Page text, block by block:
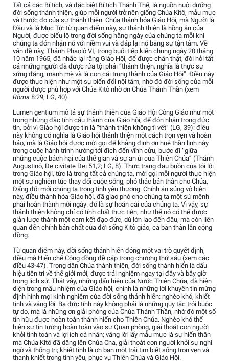
Tất cả các Bí tích, và đặc biệt Bí tích Thánh Thể, là nguồn nuôi dưỡng
đời sống thánh thiện, giúp mỗi người trở nên giống Chúa Kitô, mẫu mực
và thước đo của sự thánh thiện. Chúa thánh hóa Giáo Hội, mà Người là
Đầu và là Mục Tử: từ quan điểm này, sự thánh thiện là hồng ân của
Người, được biểu lộ trong đời sống hằng ngày của chúng ta mỗi khi
chúng ta đón nhận nó với niềm vui và đáp lại nó bằng sự tận tâm. Về
vấn đề này, Thánh Phaolô VI, trong buổi tiếp kiến chung ngày 20 tháng
10 năm 1965, đã nhắc lại rằng Giáo Hội, để được chân thật, đòi hỏi tất
cả những người đã được rửa tội phải “thánh thiện, nghĩa là thực sự
xứng đáng, mạnh mẽ và là con cái trung thành của Giáo Hội”. Điều này
được thực hiện như một sự biến đổi nội tâm, nhờ đó đời sống của mỗi
người được phù hợp với Chúa Kitô nhờ ơn Chúa Thánh Thần (xem
Rôma 8:29; LG, 40).
Lumen gentium mô tả sự thánh thiện của Giáo Hội Công Giáo như một
trong những đặc tính cấu thành của Giáo hội, để đón nhận trong đức
tin, bởi vì Giáo hội được tin là “thánh thiện không tì vết” (LG, 39): điều
này không có nghĩa là Giáo hội thánh thiện một cách trọn vẹn và hoàn
hảo, mà là Giáo hội được mời gọi để khẳng định ơn huệ thần linh này
trong cuộc hành trình hướng tới đích đến vĩnh cửu, bước đi “giữa
những cuộc bách hại của thế gian và sự an ủi của Thiên Chúa” (Thánh
Augustinô, De civitate Dei 51,2; LG, 8). Thực trạng đau buồn của tội lỗi
trong Giáo hội, tức là trong tất cả chúng ta, mời gọi mỗi người thực hiện
một sự nghiêm túc thay đổi cuộc sống, phó thác bản thân cho Chúa,
Đấng đổi mới chúng ta trong tình yêu thương. Chính ân sủng vô biên
này, điều thánh hóa Giáo hội, đã giao phó cho chúng ta một sứ mệnh
phải hoàn thành mỗi ngày: đó là sự hoán cải của chúng ta. Vì vậy, sự
thánh thiện không chỉ có tính chất thực tiễn, như thể nó có thể được
giản lược thành một cam kết đạo đức, dù lớn lao đến đâu, mà còn liên
quan đến chính bản chất của đời sống Kitô giáo, cả bản thân lẫn cộng
đồng.
Từ quan điểm này, đời sống thánh hiến đóng một vai trò quyết định,
điều mà Hiến chế Công đồng đề cập trong chương thứ sáu (xem các
điều 43-47). Trong dân Chúa thánh thiện, đời sống thánh hiến là dấu
hiệu tiên tri về thế giới mới, được trải nghiệm ngay tại đây và bây giờ
trong lịch sử. Thật vậy, những dấu hiệu của Nước Thiên Chúa, đã hiện
diện trong mầu nhiệm của Giáo hội, chính là những lời khuyên tin mừng
định hình mọi kinh nghiệm của đời sống thánh hiến: nghèo khó, khiết
tịnh và vâng lời. Ba đức tính này không phải là những quy tắc trói buộc
tự do, mà là những ơn giải phóng của Chúa Thánh Thần, nhờ đó một số
tín hữu được hoàn toàn thánh hiến cho Thiên Chúa. Nghèo khó thể
hiện sự tin tưởng hoàn toàn vào sự Quan phòng, giải thoát con người
khỏi tính toán và lợi ích cá nhân; vâng lời lấy mẫu mực là sự hiến thân
mà Chúa Kitô đã dâng lên Chúa Cha, giải thoát con người khỏi sự nghi
ngờ và thống trị; khiết tịnh là ơn ban một trái tim biết sống trọn vẹn và
thanh khiết trong tình yêu, phục vụ Thiên Chúa và Giáo Hội.